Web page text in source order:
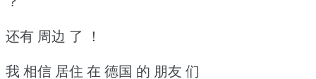
还有 周边 了 ！
我 相信 居住 在 德国 的 朋友 们